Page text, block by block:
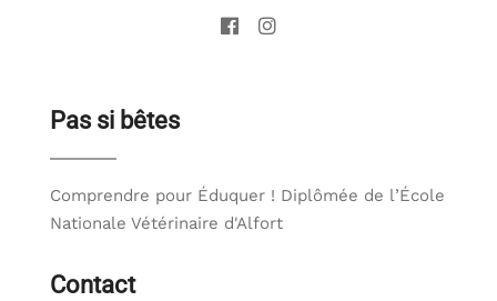
Pas si bêtes
Comprendre pour Éduquer ! Diplômée de l’École
Nationale Vétérinaire d'Alfort
Contact